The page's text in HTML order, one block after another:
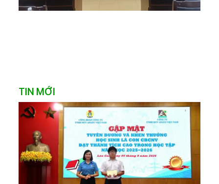
TIN MỚI